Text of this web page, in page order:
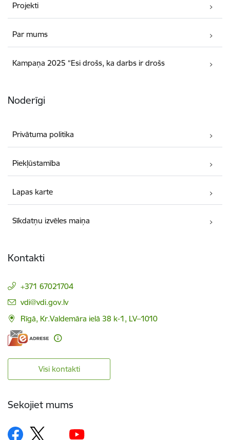
Projekti
Par mums
Kampaņa 2025 “Esi drošs, ka darbs ir drošs
Noderīgi
Privātuma politika
Piekļūstamība
Lapas karte
Sīkdatņu izvēles maiņa
Kontakti
+371 67021704
E-pasts:
vdi@vdi.gov.lv
Rīgā, Kr.Valdemāra ielā 38 k-1, LV–1010
Visi kontakti
Sekojiet mums